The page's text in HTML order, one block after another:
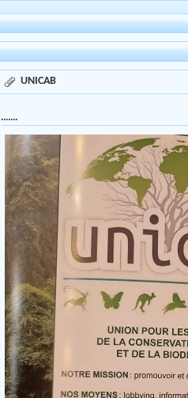
UNICAB
.......